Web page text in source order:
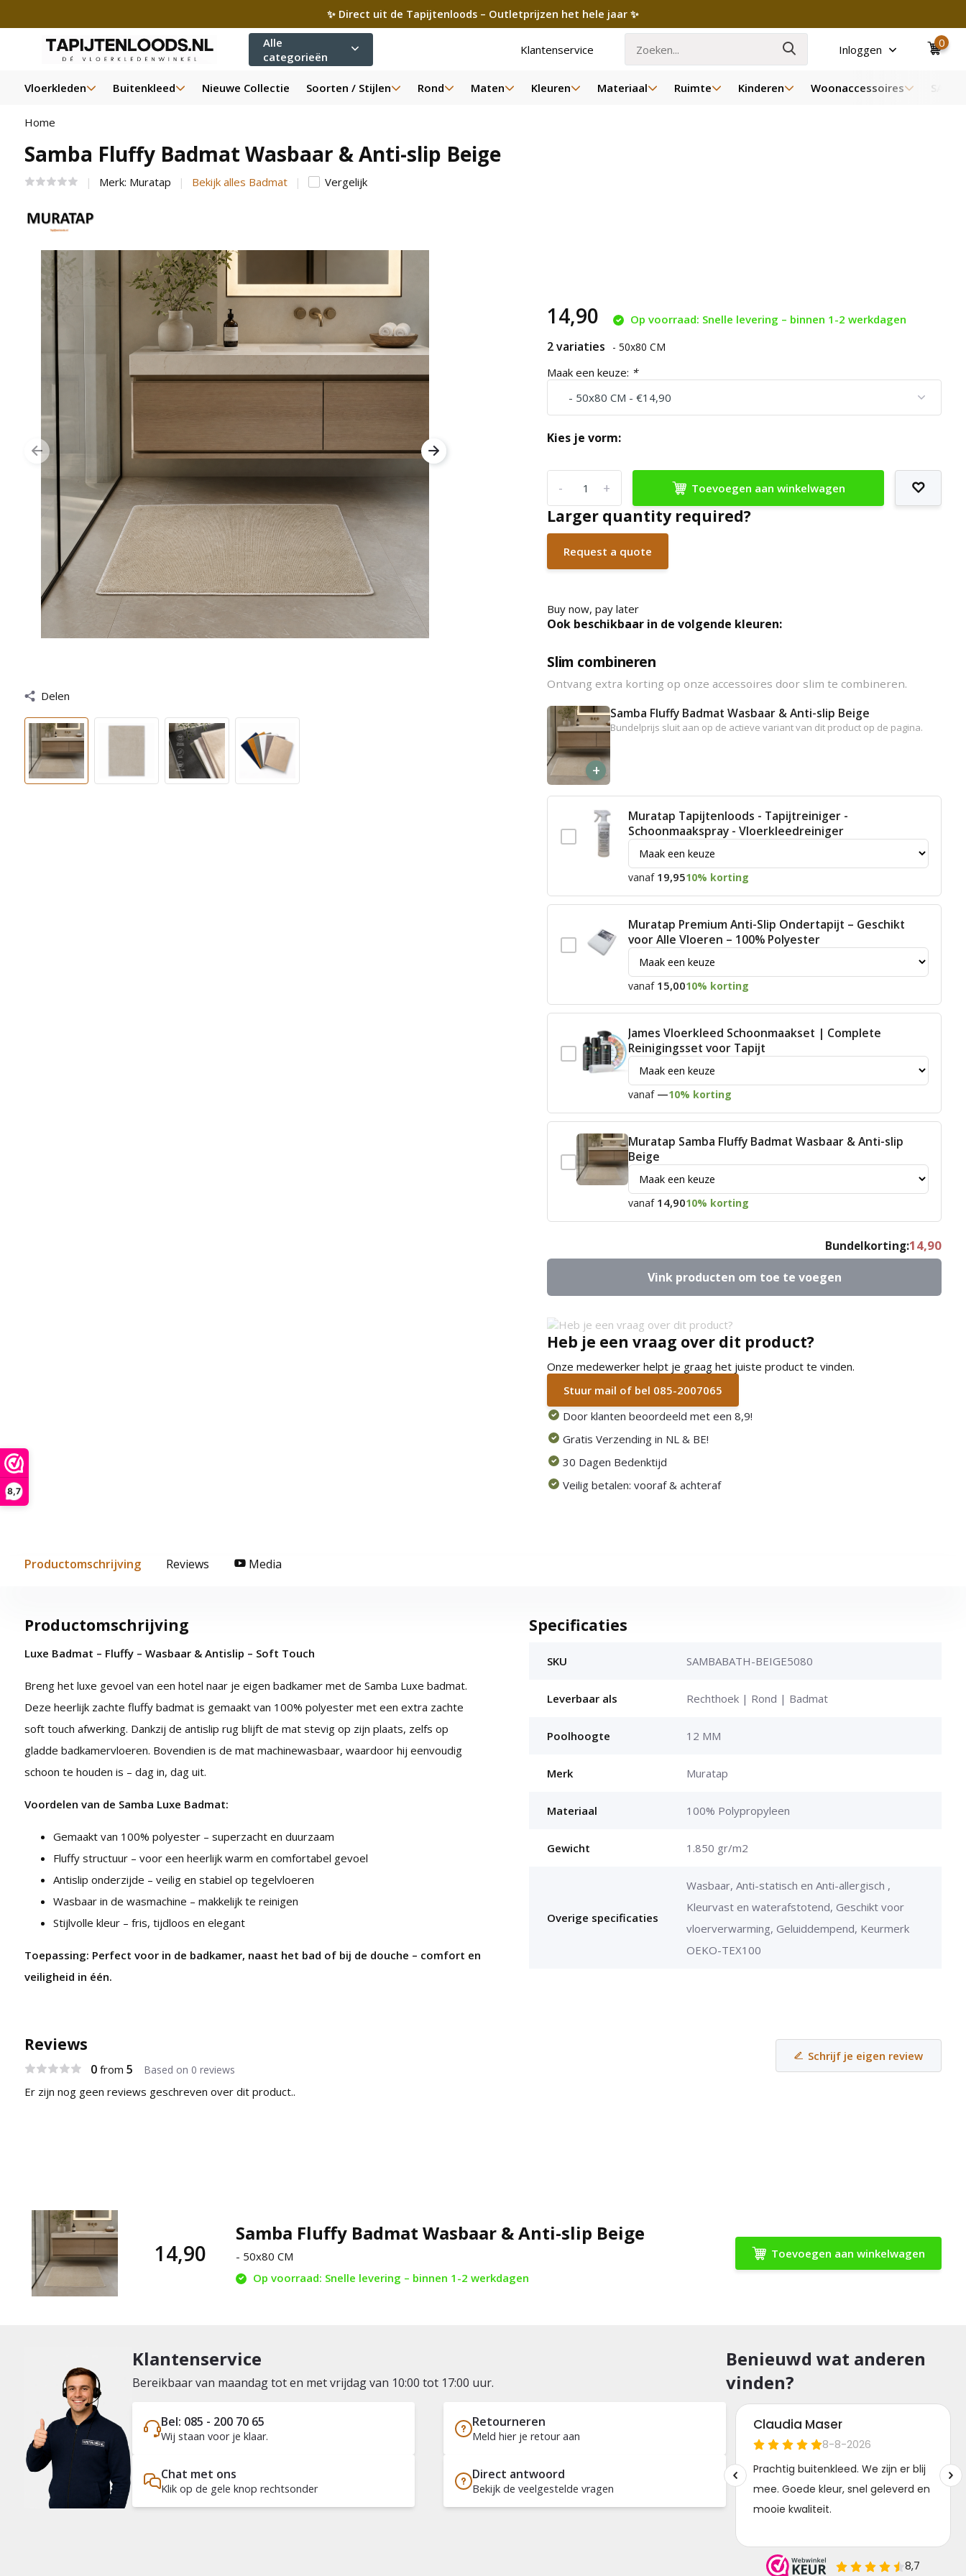
8,7
✨ Direct uit de Tapijtenloods – Outletprijzen het hele jaar ✨
Alle
categorieën
Klantenservice Inloggen 0
Vloerkleden Buitenkleed Nieuwe Collectie Soorten / Stijlen Rond Maten Kleuren Materiaal Ruimte Kinderen Woonaccessoires SALE
Home
Samba Fluffy Badmat Wasbaar & Anti-slip Beige
Merk: Muratap Bekijk alles Badmat Vergelijk
Delen
14,90 Op voorraad: Snelle levering – binnen 1-2 werkdagen
2 variaties - 50x80 CM
Maak een keuze: *
Kies je vorm:
+
- Toevoegen aan winkelwagen
Larger quantity required?
Request a quote
Buy now, pay later
Ook beschikbaar in de volgende kleuren:
Slim combineren
Ontvang extra korting op onze accessoires door slim te combineren.
+
Samba Fluffy Badmat Wasbaar & Anti-slip Beige
Bundelprijs sluit aan op de actieve variant van dit product op de pagina.
Muratap Tapijtenloods - Tapijtreiniger -
Schoonmaakspray - Vloerkleedreiniger
vanaf 19,9510% korting
Muratap Premium Anti-Slip Ondertapijt – Geschikt
voor Alle Vloeren – 100% Polyester
vanaf 15,0010% korting
James Vloerkleed Schoonmaakset | Complete
Reinigingsset voor Tapijt
vanaf —10% korting
Muratap Samba Fluffy Badmat Wasbaar & Anti-slip
Beige
vanaf 14,9010% korting
Bundelkorting:14,90
Vink producten om toe te voegen
Heb je een vraag over dit product?
Onze medewerker helpt je graag het juiste product te vinden.
Stuur mail of bel 085-2007065
Door klanten beoordeeld met een 8,9!
Gratis Verzending in NL & BE!
30 Dagen Bedenktijd
Veilig betalen: vooraf & achteraf
Productomschrijving Reviews Media
Productomschrijving
Luxe Badmat – Fluffy – Wasbaar & Antislip – Soft Touch
Breng het luxe gevoel van een hotel naar je eigen badkamer met de Samba Luxe badmat.
Deze heerlijk zachte fluffy badmat is gemaakt van 100% polyester met een extra zachte
soft touch afwerking. Dankzij de antislip rug blijft de mat stevig op zijn plaats, zelfs op
gladde badkamervloeren. Bovendien is de mat machinewasbaar, waardoor hij eenvoudig
schoon te houden is – dag in, dag uit.
Voordelen van de Samba Luxe Badmat:
Gemaakt van 100% polyester – superzacht en duurzaam
Fluffy structuur – voor een heerlijk warm en comfortabel gevoel
Antislip onderzijde – veilig en stabiel op tegelvloeren
Wasbaar in de wasmachine – makkelijk te reinigen
Stijlvolle kleur – fris, tijdloos en elegant
Toepassing: Perfect voor in de badkamer, naast het bad of bij de douche – comfort en
veiligheid in één.
Specificaties
SKU SAMBABATH-BEIGE5080
Leverbaar als Rechthoek | Rond | Badmat
Poolhoogte 12 MM
Merk Muratap
Materiaal 100% Polypropyleen
Gewicht 1.850 gr/m2
Overige specificaties
Wasbaar, Anti-statisch en Anti-allergisch ,
Kleurvast en waterafstotend, Geschikt voor
vloerverwarming, Geluiddempend, Keurmerk
OEKO-TEX100
Reviews
0from 5 Based on 0 reviews
Schrijf je eigen review
Er zijn nog geen reviews geschreven over dit product..
14,90
Samba Fluffy Badmat Wasbaar & Anti-slip Beige
- 50x80 CM
Op voorraad: Snelle levering – binnen 1-2 werkdagen
Toevoegen aan winkelwagen
Klantenservice
Bereikbaar van maandag tot en met vrijdag van 10:00 tot 17:00 uur.
Bel: 085 - 200 70 65
Wij staan voor je klaar.
Retourneren
Meld hier je retour aan
Chat met ons
Klik op de gele knop rechtsonder
Direct antwoord
Bekijk de veelgestelde vragen
Benieuwd wat anderen
vinden?